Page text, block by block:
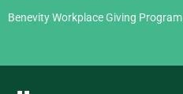
Benevity Workplace Giving Program